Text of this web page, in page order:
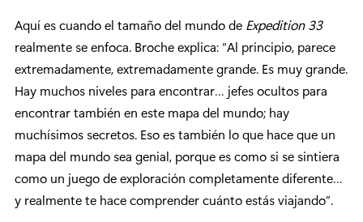
Aquí es cuando el tamaño del mundo de Expedition 33
realmente se enfoca. Broche explica: “Al principio, parece
extremadamente, extremadamente grande. Es muy grande.
Hay muchos niveles para encontrar… jefes ocultos para
encontrar también en este mapa del mundo; hay
muchísimos secretos. Eso es también lo que hace que un
mapa del mundo sea genial, porque es como si se sintiera
como un juego de exploración completamente diferente…
y realmente te hace comprender cuánto estás viajando”.